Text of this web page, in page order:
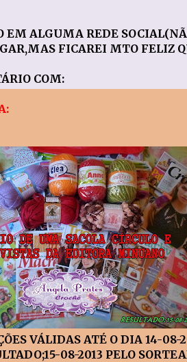
EM ALGUMA REDE
FICAREI MTO FELIZ
COM:
VÁLIDAS ATÉ O DIA 14-08-
08-2013 PELO